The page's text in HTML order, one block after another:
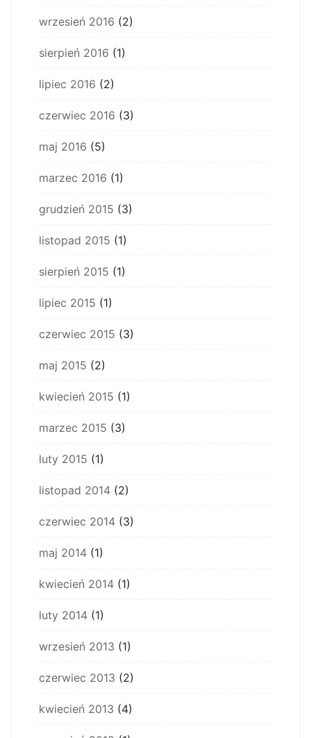
wrzesień 2016 (2)
sierpień 2016 (1)
lipiec 2016 (2)
czerwiec 2016 (3)
maj 2016 (5)
marzec 2016 (1)
grudzień 2015 (3)
listopad 2015 (1)
sierpień 2015 (1)
lipiec 2015 (1)
czerwiec 2015 (3)
maj 2015 (2)
kwiecień 2015 (1)
marzec 2015 (3)
luty 2015 (1)
listopad 2014 (2)
czerwiec 2014 (3)
maj 2014 (1)
kwiecień 2014 (1)
luty 2014 (1)
wrzesień 2013 (1)
czerwiec 2013 (2)
kwiecień 2013 (4)